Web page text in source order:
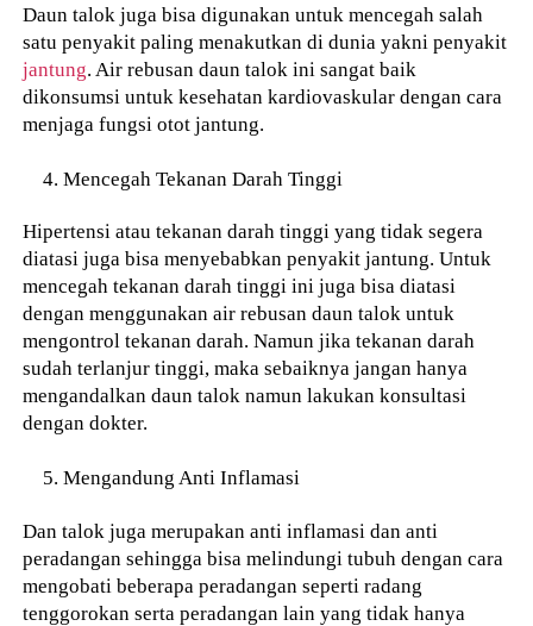
Daun talok juga bisa digunakan untuk mencegah salah
satu penyakit paling menakutkan di dunia yakni penyakit
jantung. Air rebusan daun talok ini sangat baik
dikonsumsi untuk kesehatan kardiovaskular dengan cara
menjaga fungsi otot jantung.
Mencegah Tekanan Darah Tinggi
Hipertensi atau tekanan darah tinggi yang tidak segera
diatasi juga bisa menyebabkan penyakit jantung. Untuk
mencegah tekanan darah tinggi ini juga bisa diatasi
dengan menggunakan air rebusan daun talok untuk
mengontrol tekanan darah. Namun jika tekanan darah
sudah terlanjur tinggi, maka sebaiknya jangan hanya
mengandalkan daun talok namun lakukan konsultasi
dengan dokter.
Mengandung Anti Inflamasi
Dan talok juga merupakan anti inflamasi dan anti
peradangan sehingga bisa melindungi tubuh dengan cara
mengobati beberapa peradangan seperti radang
tenggorokan serta peradangan lain yang tidak hanya